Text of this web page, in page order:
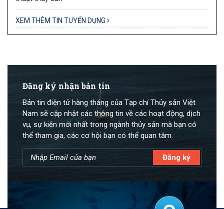
XEM THÊM TIN TUYỂN DỤNG
Đăng ký nhận bản tin
Bản tin điện tử hàng tháng của Tạp chí Thủy sản Việt
Nam sẽ cập nhật các thông tin về các hoạt động, dịch
vụ, sự kiện mới nhất trong ngành thủy sản mà bạn có
thể tham gia, các cơ hội bạn có thể quan tâm.